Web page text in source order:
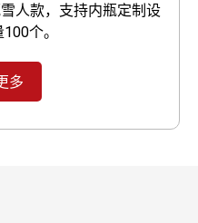
人款，支持内瓶定制设
个。
多